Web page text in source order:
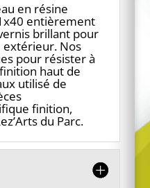
en résine
entièrement
brillant pour
Nos
pour résister à
haut de
utilisé de
finition,
du Parc.